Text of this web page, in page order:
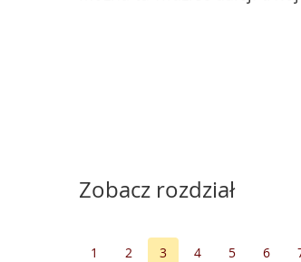
Zobacz rozdział
1 2 3 4 5 6